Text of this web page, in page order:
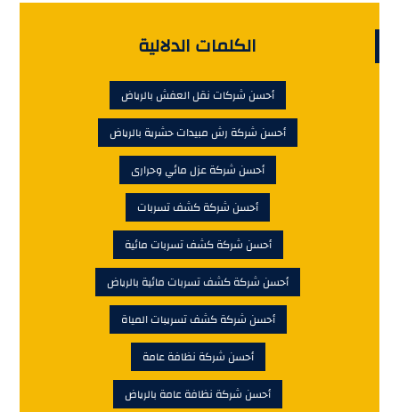
الكلمات الدلالية
أحسن شركات نقل العفش بالرياض
أحسن شركة رش مبيدات حشرية بالرياض
أحسن شركة عزل مائي وحرارى
أحسن شركة كشف تسربات
أحسن شركة كشف تسربات مائية
أحسن شركة كشف تسربات مائية بالرياض
أحسن شركة كشف تسريبات المياة
أحسن شركة نظافة عامة
أحسن شركة نظافة عامة بالرياض